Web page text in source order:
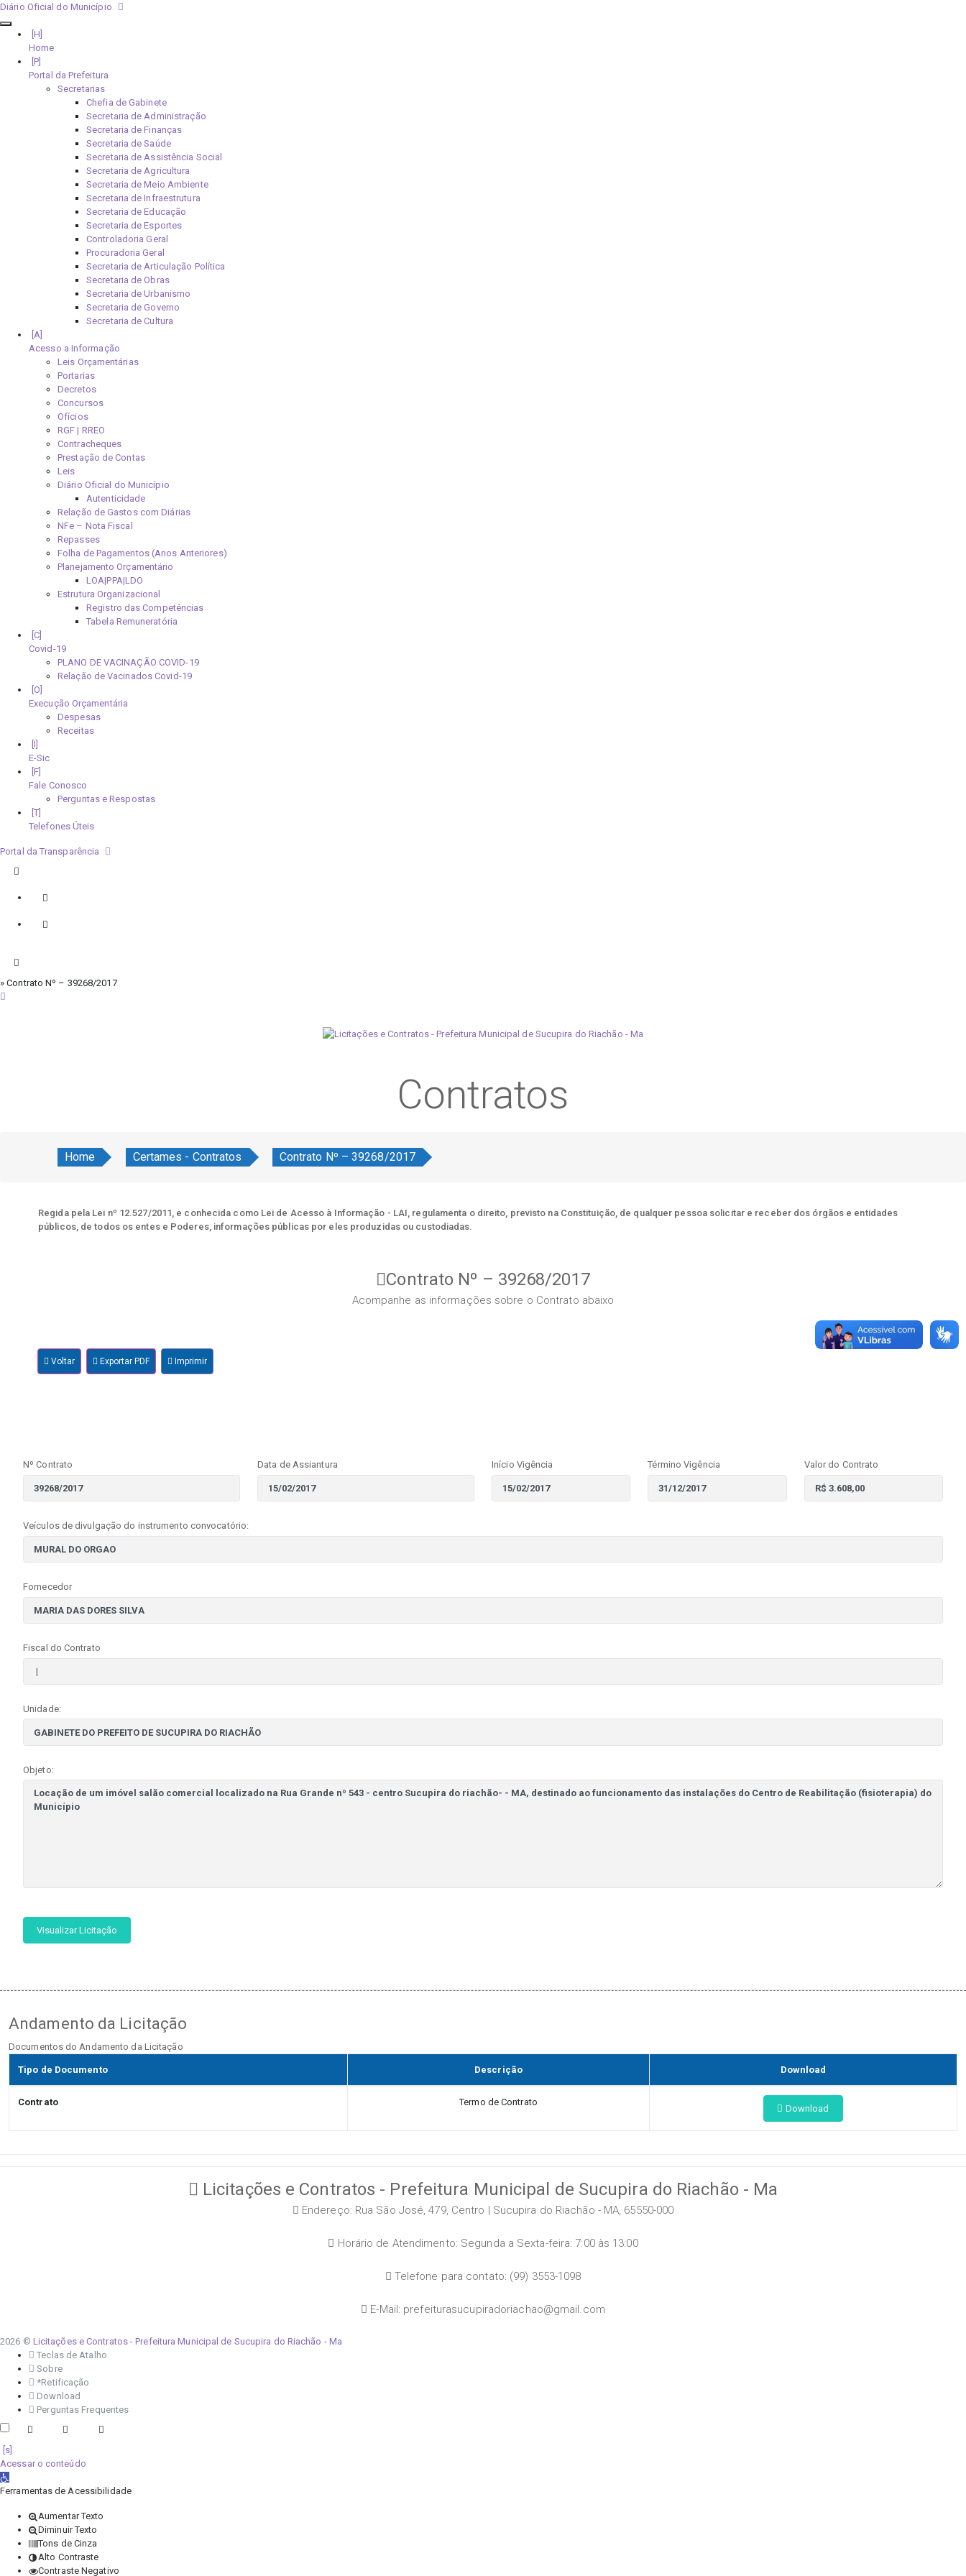
Diário Oficial do Município
Home
Portal da Prefeitura
Secretarias
Chefia de Gabinete
Secretaria de Administração
Secretaria de Finanças
Secretaria de Saúde
Secretaria de Assistência Social
Secretaria de Agricultura
Secretaria de Meio Ambiente
Secretaria de Infraestrutura
Secretaria de Educação
Secretaria de Esportes
Controladoria Geral
Procuradoria Geral
Secretaria de Articulação Política
Secretaria de Obras
Secretaria de Urbanismo
Secretaria de Governo
Secretaria de Cultura
Acesso a Informação
Leis Orçamentárias
Portarias
Decretos
Concursos
Ofícios
RGF | RREO
Contracheques
Prestação de Contas
Leis
Diário Oficial do Município
Autenticidade
Relação de Gastos com Diárias
NFe – Nota Fiscal
Repasses
Folha de Pagamentos (Anos Anteriores)
Planejamento Orçamentário
LOA|PPA|LDO
Estrutura Organizacional
Registro das Competências
Tabela Remuneratória
Covid-19
PLANO DE VACINAÇÃO COVID-19
Relação de Vacinados Covid-19
Execução Orçamentária
Despesas
Receitas
E-Sic
Fale Conosco
Perguntas e Respostas
Telefones Úteis
Portal da Transparência
» Contrato Nº – 39268/2017
Contratos
Home Certames - Contratos Contrato Nº – 39268/2017
Regida pela Lei nº 12.527/2011, e conhecida como Lei de Acesso à Informação - LAI, regulamenta o direito, previsto na Constituição, de qualquer pessoa solicitar e receber dos órgãos e entidades
públicos, de todos os entes e Poderes, informações públicas por eles produzidas ou custodiadas.
Contrato Nº – 39268/2017
Acompanhe as informações sobre o Contrato abaixo
Voltar Exportar PDF Imprimir
Nº Contrato Data de Assiantura Início Vigência Término Vigência Valor do Contrato
Veículos de divulgação do instrumento convocatório:
Fornecedor
Fiscal do Contrato
Unidade:
Objeto:
Visualizar Licitação
Andamento da Licitação
Documentos do Andamento da Licitação
Tipo de Documento Descrição Download
Contrato Termo de Contrato
Download
Licitações e Contratos - Prefeitura Municipal de Sucupira do Riachão - Ma
Endereço: Rua São José, 479, Centro | Sucupira do Riachão - MA, 65550-000
Horário de Atendimento: Segunda a Sexta-feira: 7:00 às 13:00
Telefone para contato: (99) 3553-1098
E-Mail: prefeiturasucupiradoriachao@gmail.com
2026 © Licitações e Contratos - Prefeitura Municipal de Sucupira do Riachão - Ma
Teclas de Atalho
Sobre
*Retificação
Download
Perguntas Frequentes
Acessar o conteúdo
Abrir a barra de ferramentas
Ferramentas de Acessibilidade
Aumentar Texto
Diminuir Texto
Tons de Cinza
Alto Contraste
Contraste Negativo